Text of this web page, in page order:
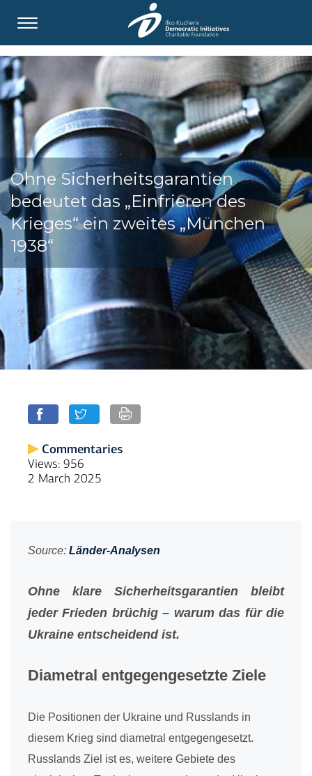
Ohne Sicherheitsgarantien
bedeutet das „Einfrieren des
Krieges“ ein zweites „München
1938“
Commentaries
Views: 956
2 March 2025
Source: Länder-Analysen
Ohne klare Sicherheitsgarantien bleibt
jeder Frieden brüchig – warum das für die
Ukraine entscheidend ist.
Diametral entgegengesetzte Ziele
Die Positionen der Ukraine und Russlands in
diesem Krieg sind diametral entgegengesetzt.
Russlands Ziel ist es, weitere Gebiete des